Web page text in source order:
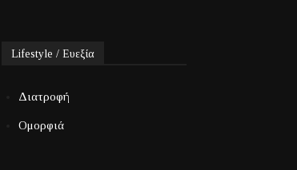
Lifestyle / Ευεξία
Διατροφή
Ομορφιά